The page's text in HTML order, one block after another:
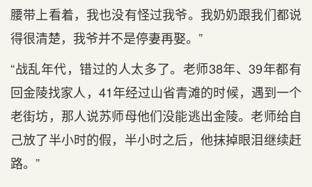
腰带上看着，我也没有怪过我爷。我奶奶跟我们都说
得很清楚，我爷并不是停妻再娶。”
“战乱年代，错过的人太多了。老师38年、39年都有
回金陵找家人，41年经过山省青滩的时候，遇到一个
老街坊，那人说苏师母他们没能逃出金陵。老师给自
己放了半小时的假，半小时之后，他抹掉眼泪继续赶
路。”